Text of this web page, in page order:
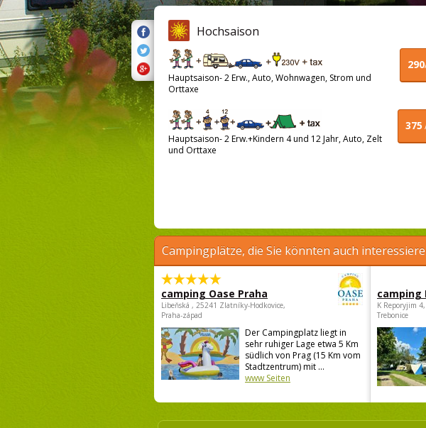
Hochsaison
290
Hauptsaison- 2 Erw., Auto, Wohnwagen, Strom und
Orttaxe
375
Hauptsaison- 2 Erw.+Kindern 4 und 12 Jahr, Auto, Zelt
und Orttaxe
Campingplätze, die Sie könnten auch
camping Oase Praha
Libeňská , 25241 Zlatníky-Hodkovice,
Praha-západ
Der Campingplatz liegt in
sehr ruhiger Lage etwa 5 Km
südlich von Prag (15 Km vom
Stadtzentrum) mit ...
www Seiten
camping
K Reporyjim
Trebonice